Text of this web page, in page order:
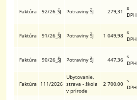
Faktúra 92/26_ŠJ Potraviny ŠJ 279,31
s
DPH
Faktúra 91/26_ŠJ Potraviny ŠJ 1 049,98 s
DPH
Faktúra 90/26_ŠJ Potraviny ŠJ 447,36 s
DPH
Faktúra 111/2026
Ubytovanie,
strava - škola
v prírode
2 700,00 s
DPH